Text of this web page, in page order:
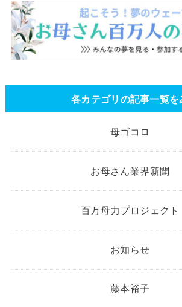
各カテゴリの記事一覧を
母ゴコロ
お母さん業界新聞
百万母力プロジェクト
お知らせ
藤本裕子